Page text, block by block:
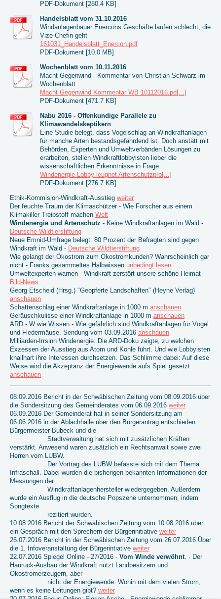
PDF-Dokument [280.4 KB]
Handelsblatt vom 31.10.2016
Windanlagenbauer Enercons Geschäfte laufen schlecht, die
Vize-Chefin geht
161031_Handelsblatt_Enercon.pdf
PDF-Dokument [10.0 MB]
Wochenblatt vom 10.11.2016
Macht Gegenwind - Kommentar von Christian Schwarz im
Wochenblatt
Macht Gegenwind Kommentar WB 10112016.pd[...]
PDF-Dokument [471.7 KB]
Nabu 2016 - Offenkundige Parallele zu
Klimawandelskeptikern
Eine Studie belegt, dass Vogelschlag an Windkraftanlagen
für manche Arten bestandsgefährdend ist. Doch anstatt mit
Behörden, Experten und Umweltverbänden Lösungen zu
erarbeiten, stellen Windkraftlobbyisten lieber die
wissenschaftlichen Erkenntnisse in Frage.
Windenergie-Lobby leugnet Artenschutzpro[...]
PDF-Dokument [276.7 KB]
Ethik-Kommision-Windkraft-Ausstieg weiter
Der feuchte Traum der Klimaschützer - Wie Forscher aus einem
Klimakiller Treibstoff machen Welt
Windenergie und Artenschutz - Keine Windkraftanlagen im Wald -
Deutsche Wildtierstiftung
Neue Emnid-Umfrage belegt: 80 Prozent der Befragten sind gegen
Windkraft im Wald - Deutsche Wildtierstiftung
Wie gelangt der Ökostrom zum Ökostromkunden? Wahrscheinlich gar
nicht - Franks gesammeltes Halbwissen unbedingt lesen
Umweltexperten warnen - Windkraft zerstört unsere schöne Heimat -
Bild-News
Georg Etscheid (Hrsg.) "Geopferte Landschaften" (Heyne Verlag)
anschauen
Schattenschlag einer Windkraftanlage in 1000 m anschauen
Geräuschkulisse einer Windkraftanlage in 1000 m anschauen
ARD - W wie Wissen - Wie gefährlich sind Windkraftanlagen für Vögel
und Fledermäuse. Sendung vom 03.09.2016 anschauen
Milliarden-Irrsinn Windenergie: Die ARD-Doku zeigte, zu welchen
Exzessen der Ausstieg aus Atom und Kohle führt. Und wie Lobbyisten
knallhart ihre Interessen durchsetzen. Das Schlimme dabei: Auf diese
Weise wird die Akzeptanz der Energiewende aufs Spiel gesetzt.
anschauen
08.09.2016 Bericht in der Schwäbischen Zeitung vom 08.09.2016 über
die Sondersitzung des Gemeinderates vom 06.09.2016 weiter
06.09.2016 Der Gemeinderat hat in seiner Sondersitzung am
06.06.2016 in der Ablachhalle über den Bürgerantrag entschieden.
Bürgermeister Bubeck und die
Stadtverwaltung hat sich mit zusätzlichen Kräften
verstärkt. Anwesend waren zusätzlich ein Rechtsanwalt sowie zwei
Herren vom LUBW.
Der Vortrag des LUBW befasste sich mit dem Thema
Infraschall. Dabei wurden die bisherigen bekannten Informationen der
Messungen der
Windkraftanlagenhersteller wiedergegeben. Außerdem
wurde ein Ausflug in die deutsche Popszene unternommen, indem
Songtexte
rezitiert wurden.
10.08.2016 Bericht der Schwäbischen Zeitung vom 10.08.2016 über
ein Gespräch mit den Sprechern der Bürgerinitiative weiter
26.07.2016 Bericht in der Schwäbischen Zeitung vom 26.07.2016 Über
die 1. Infoveranstaltung der Bürgerintiative weiter
22.07.2016 Spiegel Online - 27/2016 - Vom Winde verwöhnt . - Der
Hauruck-Ausbau der Windkraft nutzt Landbesitzern und
Ökostromerzeugern, aber
nicht der Energiewende. Wohin mit dem vielen Strom,
wenn es keine Leitungen gibt? weiter